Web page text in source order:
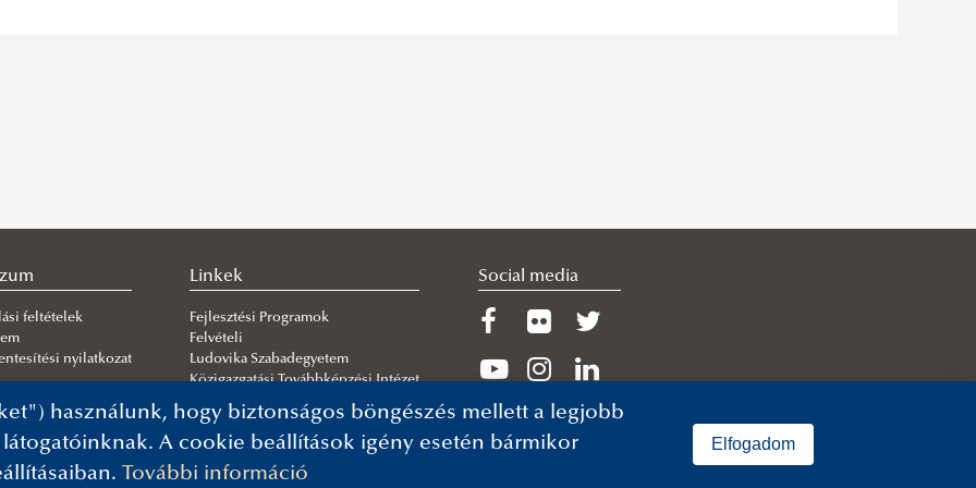
feltételek
nyilatkozat
Linkek
Fejlesztési Programok
Felvételi
Ludovika Szabadegyetem
Közigazgatási Továbbképzési Intézet
Social media
használunk, hogy biztonságos böngészés mellett a legjobb
A cookie beállítások igény esetén bármikor
További információ
Elfogadom